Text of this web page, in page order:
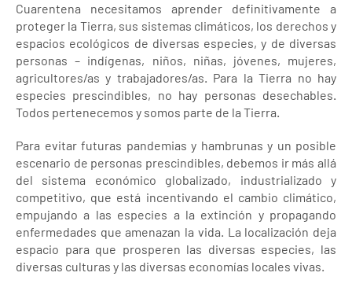
Cuarentena necesitamos aprender definitivamente a
proteger la Tierra, sus sistemas climáticos, los derechos y
espacios ecológicos de diversas especies, y de diversas
personas – indígenas, niños, niñas, jóvenes, mujeres,
agricultores/as y trabajadores/as. Para la Tierra no hay
especies prescindibles, no hay personas desechables.
Todos pertenecemos y somos parte de la Tierra.
Para evitar futuras pandemias y hambrunas y un posible
escenario de personas prescindibles, debemos ir más allá
del sistema económico globalizado, industrializado y
competitivo, que está incentivando el cambio climático,
empujando a las especies a la extinción y propagando
enfermedades que amenazan la vida. La localización deja
espacio para que prosperen las diversas especies, las
diversas culturas y las diversas economías locales vivas.